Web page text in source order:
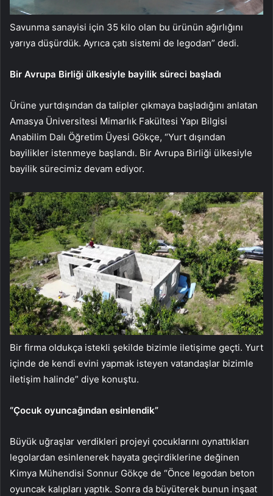
Savunma sanayisi için 35 kilo olan bu ürünün ağırlığını
yarıya düşürdük. Ayrıca çatı sistemi de legodan” dedi.
Bir Avrupa Birliği ülkesiyle bayilik süreci başladı
Ürüne yurtdışından da talipler çıkmaya başladığını anlatan
Amasya Üniversitesi Mimarlık Fakültesi Yapı Bilgisi
Anabilim Dalı Öğretim Üyesi Gökçe, “Yurt dışından
bayilikler istenmeye başlandı. Bir Avrupa Birliği ülkesiyle
bayilik sürecimiz devam ediyor.
Bir firma oldukça istekli şekilde bizimle iletişime geçti. Yurt
içinde de kendi evini yapmak isteyen vatandaşlar bizimle
iletişim halinde” diye konuştu.
“Çocuk oyuncağından esinlendik”
Büyük uğraşlar verdikleri projeyi çocuklarını oynattıkları
legolardan esinlenerek hayata geçirdiklerine değinen
Kimya Mühendisi Sonnur Gökçe de “Önce legodan beton
oyuncak kalıpları yaptık. Sonra da büyüterek bunun inşaat